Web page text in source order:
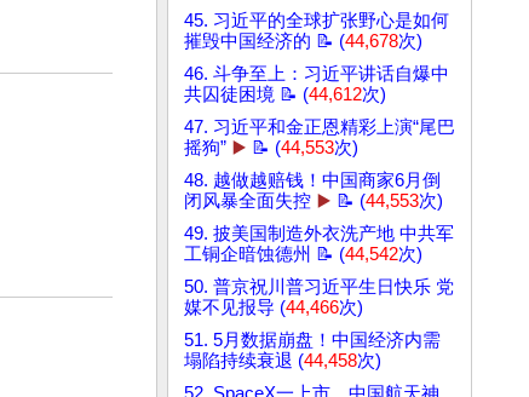
45. 习近平的全球扩张野心是如何
摧毁中国经济的 📝 (44,678次)
46. 斗争至上：习近平讲话自爆中
共囚徒困境 📝 (44,612次)
47. 习近平和金正恩精彩上演“尾巴
摇狗” ▶️ 📝 (44,553次)
48. 越做越赔钱！中国商家6月倒
闭风暴全面失控 ▶️ 📝 (44,553次)
49. 披美国制造外衣洗产地 中共军
工铜企暗蚀德州 📝 (44,542次)
50. 普京祝川普习近平生日快乐 党
媒不见报导 (44,466次)
51. 5月数据崩盘！中国经济内需
塌陷持续衰退 (44,458次)